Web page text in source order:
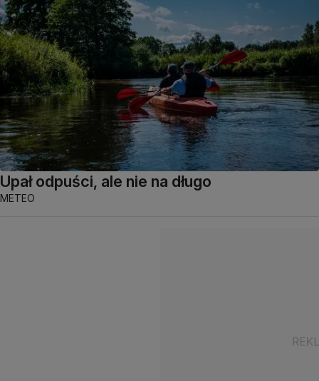
Upał odpuści, ale nie na długo
METEO